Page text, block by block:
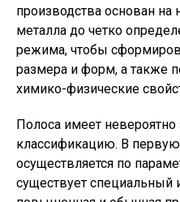
производства основан на
металла до четко
режима, чтобы
размера и форм, а также
химико-физические
Полоса имеет невероятно
классификацию. В
осуществляется по
существует специальный